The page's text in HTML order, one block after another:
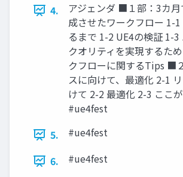
4.
アジェンダ ■１部：3カ
成させたワークフロー 1-
るまで 1-2 UE4の検証 1-3
クオリティを実現するた
クフローに関するTips ■
スに向けて、最適化 2-1
けて 2-2 最適化 2-3 ここ
#ue4fest
5.
#ue4fest
6.
#ue4fest